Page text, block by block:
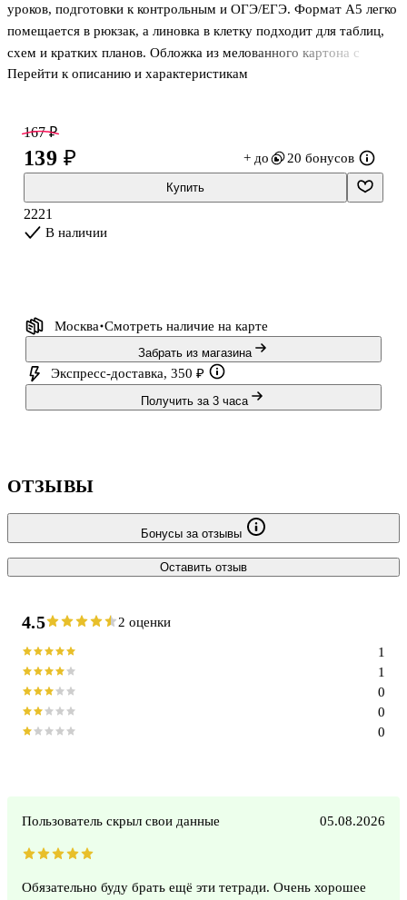
уроков, подготовки к контрольным и ОГЭ/ЕГЭ. Формат А5 легко
помещается в рюкзак, а линовка в клетку подходит для таблиц,
схем и кратких планов. Обложка из мелованного картона с
ламинацией soft-touch приятно ощущается в руках, а
практичность и стиль.
Перейти к описанию и характеристикам
167 ₽
139 ₽ + до 20 бонусов
Купить
2221
В наличии
Москва Смотреть наличие на карте
Забрать из магазина
Экспресс-доставка, 350 ₽
Получить за 3 часа
ОТЗЫВЫ
Бонусы за отзывы
Оставить отзыв
4.5 2 оценки
0
0
0
1
1
Пользователь скрыл свои данные 05.08.2026
Обязательно буду брать ещё эти тетради. Очень хорошее